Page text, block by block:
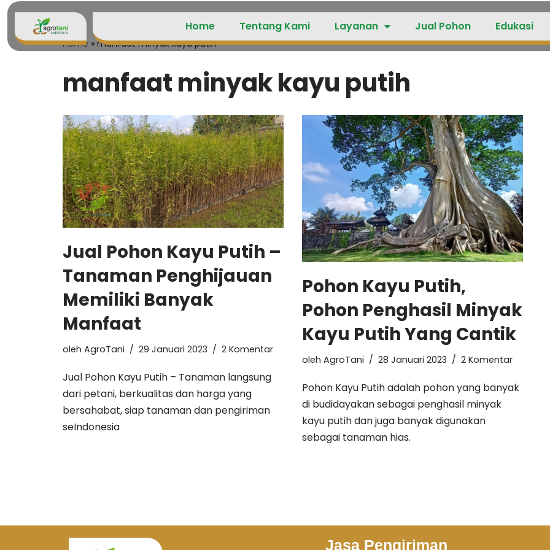
Lompat
ke
Home Tentang Kami Layanan Jual Pohon Edukasi
Home »manfaat minyak kayu putih
manfaat minyak kayu putih
Jual Pohon Kayu Putih –
Tanaman Penghijauan
Memiliki Banyak
Manfaat
oleh AgroTani 29 Januari 2023 2 Komentar
Jual Pohon Kayu Putih – Tanaman langsung
dari petani, berkualitas dan harga yang
bersahabat, siap tanaman dan pengiriman
seIndonesia
Pohon Kayu Putih,
Pohon Penghasil Minyak
Kayu Putih Yang Cantik
oleh AgroTani 28 Januari 2023 2 Komentar
Pohon Kayu Putih adalah pohon yang banyak
di budidayakan sebagai penghasil minyak
kayu putih dan juga banyak digunakan
sebagai tanaman hias.
Jasa Pengiriman